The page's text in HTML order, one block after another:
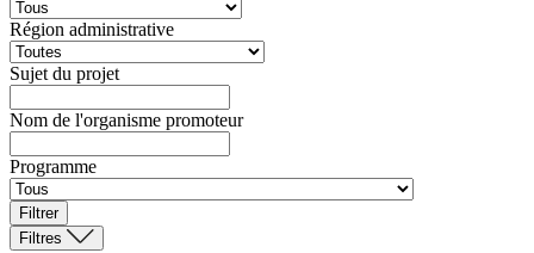
Région administrative
Sujet du projet
Nom de l'organisme promoteur
Programme
Filtrer
Filtres